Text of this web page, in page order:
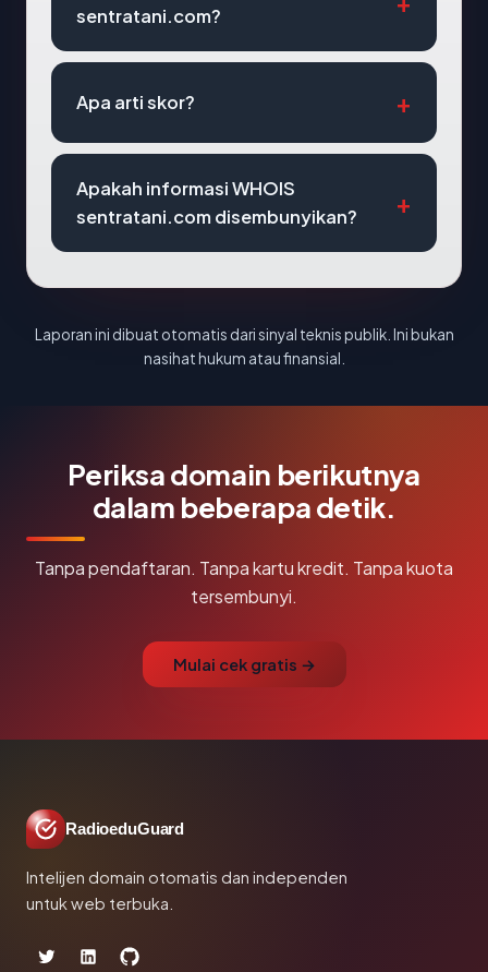
sentratani.com?
Apa arti skor?
Apakah informasi WHOIS
sentratani.com disembunyikan?
Laporan ini dibuat otomatis dari sinyal teknis publik. Ini bukan
nasihat hukum atau finansial.
Periksa domain berikutnya
dalam beberapa detik.
Tanpa pendaftaran. Tanpa kartu kredit. Tanpa kuota
tersembunyi.
Mulai cek gratis →
RadioeduGuard
Intelijen domain otomatis dan independen
untuk web terbuka.